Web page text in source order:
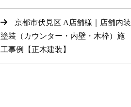
京都市伏見区 A店舗様｜店舗内装
塗装（カウンター・内壁・木枠）施
工事例【正木建装】